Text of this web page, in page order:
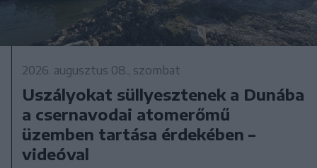
2026. augusztus 08., szombat
Uszályokat süllyesztenek a Dunába
a csernavodai atomerőmű
üzemben tartása érdekében –
videóval